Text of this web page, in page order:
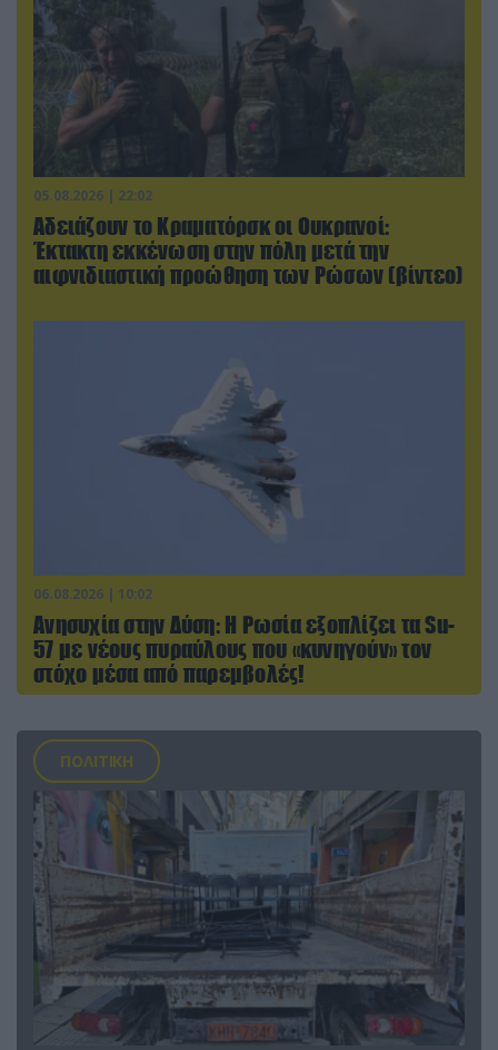
05.08.2026 | 22:02
Αδειάζουν το Κραματόρσκ οι Ουκρανοί:
Έκτακτη εκκένωση στην πόλη μετά την
αιφνιδιαστική προώθηση των Ρώσων (βίντεο)
06.08.2026 | 10:02
Ανησυχία στην Δύση: H Ρωσία εξοπλίζει τα Su-
57 με νέους πυραύλους που «κυνηγούν» τον
στόχο μέσα από παρεμβολές!
ΠΟΛΙΤΙΚΗ